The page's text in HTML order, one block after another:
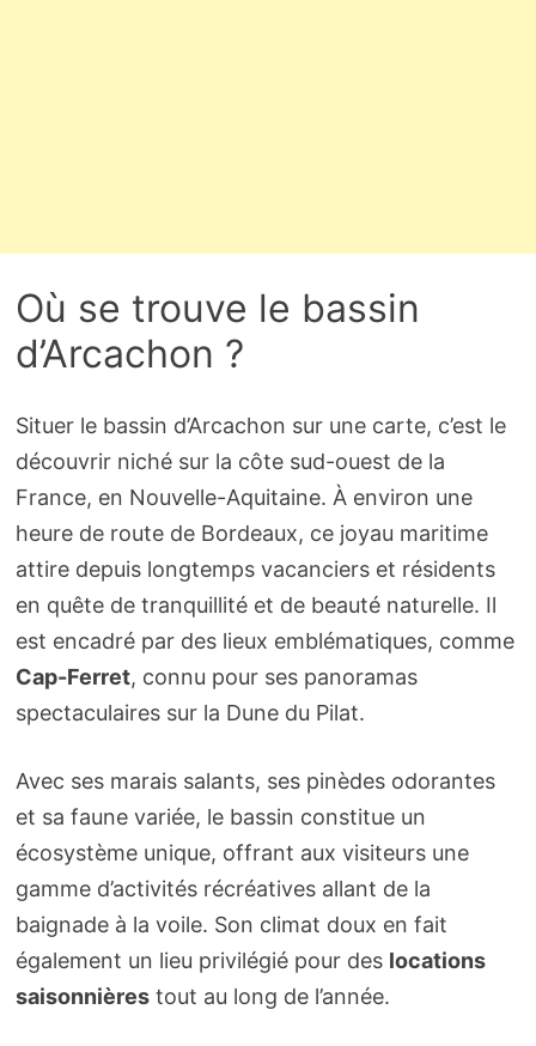
Où se trouve le bassin
d’Arcachon ?
Situer le bassin d’Arcachon sur une carte, c’est le
découvrir niché sur la côte sud-ouest de la
France, en Nouvelle-Aquitaine. À environ une
heure de route de Bordeaux, ce joyau maritime
attire depuis longtemps vacanciers et résidents
en quête de tranquillité et de beauté naturelle. Il
est encadré par des lieux emblématiques, comme
Cap-Ferret, connu pour ses panoramas
spectaculaires sur la Dune du Pilat.
Avec ses marais salants, ses pinèdes odorantes
et sa faune variée, le bassin constitue un
écosystème unique, offrant aux visiteurs une
gamme d’activités récréatives allant de la
baignade à la voile. Son climat doux en fait
également un lieu privilégié pour des locations
saisonnièrestout au long de l’année.